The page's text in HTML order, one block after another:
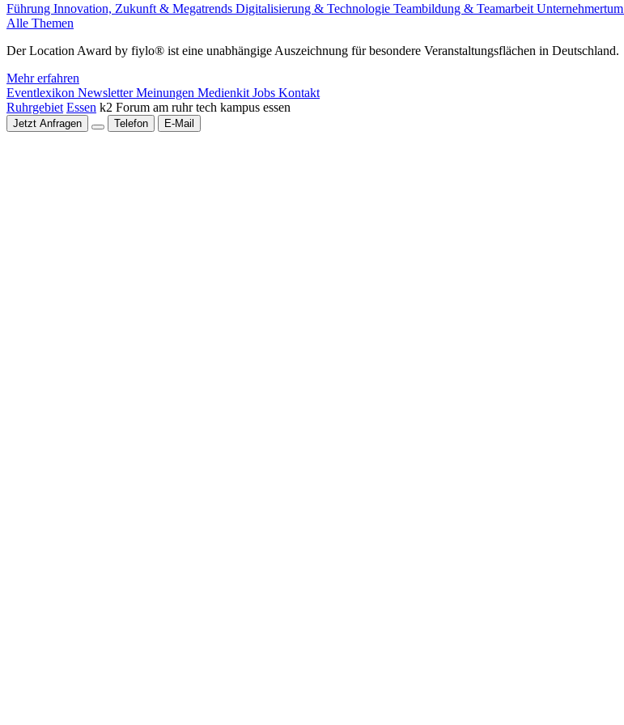
Führung Innovation, Zukunft & Megatrends Digitalisierung & Technologie Teambildung & Teamarbeit Unternehmertum
Alle Themen
Der Location Award by fiylo® ist eine unabhängige Auszeichnung für besondere Veranstaltungsflächen in Deutschland.
Mehr erfahren
Eventlexikon NewsletterMeinungen Medienkit Jobs Kontakt
Ruhrgebiet Essen k2 Forum am ruhr tech kampus essen
Jetzt Anfragen Telefon E-Mail